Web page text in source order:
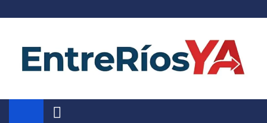
Noticias de Entre Ríos
Información de toda la provincia ahora